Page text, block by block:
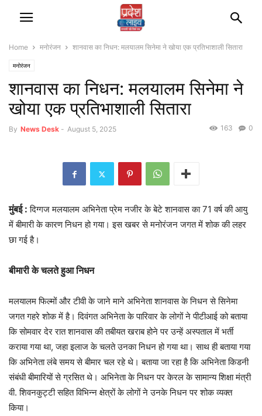
Home मनोरंजन शानवास का निधन: मलयालम सिनेमा ने खोया एक प्रतिभाशाली सितारा
मनोरंजन
शानवास का निधन: मलयालम सिनेमा ने
खोया एक प्रतिभाशाली सितारा
By News Desk - August 5, 2025 0
163
मुंबई : दिग्गज मलयालम अभिनेता प्रेम नजीर के बेटे शानवास का 71 वर्ष की आयु
में बीमारी के कारण निधन हो गया। इस खबर से मनोरंजन जगत में शोक की लहर
छा गई है।
बीमारी के चलते हुआ निधन
मलयालम फिल्मों और टीवी के जाने माने अभिनेता शानवास के निधन से सिनेमा
जगत गहरे शोक में है। दिवंगत अभिनेता के पारिवार के लोगों ने पीटीआई को बताया
कि सोमवार देर रात शानवास की तबीयत खराब होने पर उन्हें अस्पताल में भर्ती
कराया गया था, जहा इलाज के चलते उनका निधन हो गया था। साथ ही बताया गया
कि अभिनेता लंबे समय से बीमार चल रहे थे। बताया जा रहा है कि अभिनेता किडनी
संबंधी बीमारियों से ग्रसित थे। अभिनेता के निधन पर केरल के सामान्य शिक्षा मंत्री
वी. शिवनकुट्टी सहित विभिन्न क्षेत्रों के लोगों ने उनके निधन पर शोक व्यक्त
किया।